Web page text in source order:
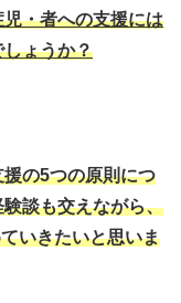
・者への支援には
ょうか？
の5つの原則につ
談も交えながら、
いきたいと思いま